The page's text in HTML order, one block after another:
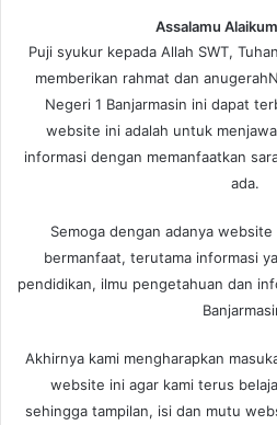
Assalamu
Puji syukur kepada Allah SWT,
memberikan rahmat dan
Negeri 1 Banjarmasin ini dapat
website ini adalah untuk
informasi dengan memanfaatkan
ada.
Semoga dengan adanya
bermanfaat, terutama informasi
pendidikan, ilmu pengetahuan dan
Akhirnya kami mengharapkan
website ini agar kami terus
sehingga tampilan, isi dan mutu